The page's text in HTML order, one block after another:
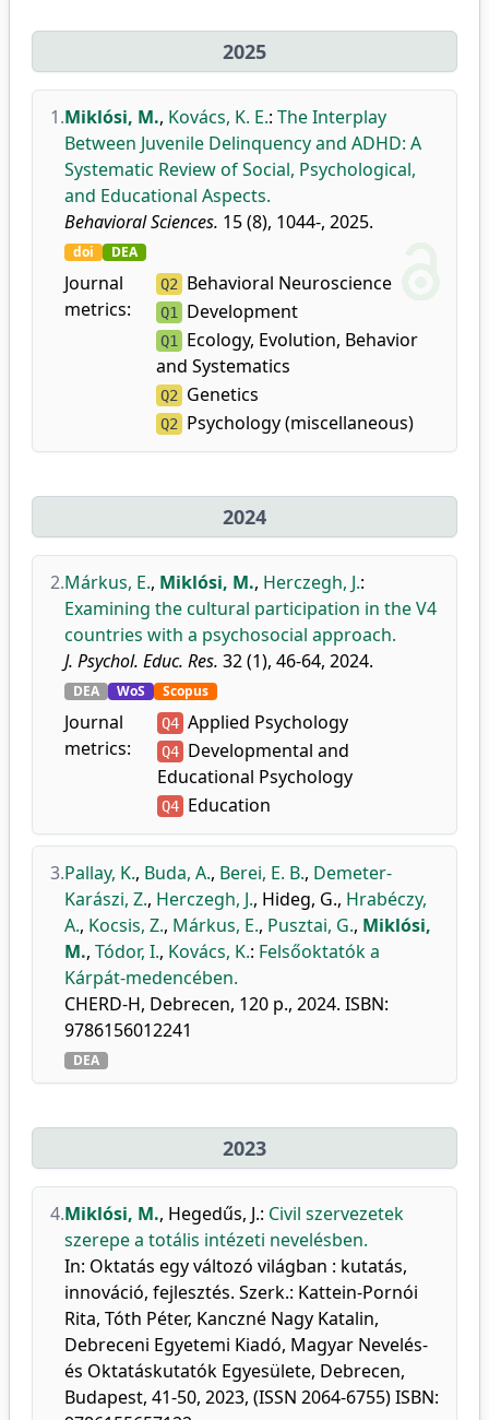
2025
1.Miklósi, M., Kovács, K. E.: The Interplay
Between Juvenile Delinquency and ADHD: A
Systematic Review of Social, Psychological,
and Educational Aspects.
Behavioral Sciences. 15 (8), 1044-, 2025.
doi DEA
Journal
metrics:
Q2 Behavioral Neuroscience
Q1 Development
Q1 Ecology, Evolution, Behavior
and Systematics
Q2 Genetics
Q2 Psychology (miscellaneous)
2024
2.Márkus, E., Miklósi, M., Herczegh, J.:
Examining the cultural participation in the V4
countries with a psychosocial approach.
J. Psychol. Educ. Res. 32 (1), 46-64, 2024.
DEA WoS Scopus
Journal
metrics:
Q4 Applied Psychology
Q4 Developmental and
Educational Psychology
Q4 Education
3.Pallay, K., Buda, A., Berei, E. B., Demeter-
Karászi, Z., Herczegh, J., Hideg, G., Hrabéczy,
A., Kocsis, Z., Márkus, E., Pusztai, G., Miklósi,
M., Tódor, I., Kovács, K.: Felsőoktatók a
Kárpát-medencében.
CHERD-H, Debrecen, 120 p., 2024. ISBN:
9786156012241
DEA
2023
4.Miklósi, M., Hegedűs, J.: Civil szervezetek
szerepe a totális intézeti nevelésben.
In: Oktatás egy változó világban : kutatás,
innováció, fejlesztés. Szerk.: Kattein-Pornói
Rita, Tóth Péter, Kanczné Nagy Katalin,
Debreceni Egyetemi Kiadó, Magyar Nevelés-
és Oktatáskutatók Egyesülete, Debrecen,
Budapest, 41-50, 2023, (ISSN 2064-6755) ISBN: